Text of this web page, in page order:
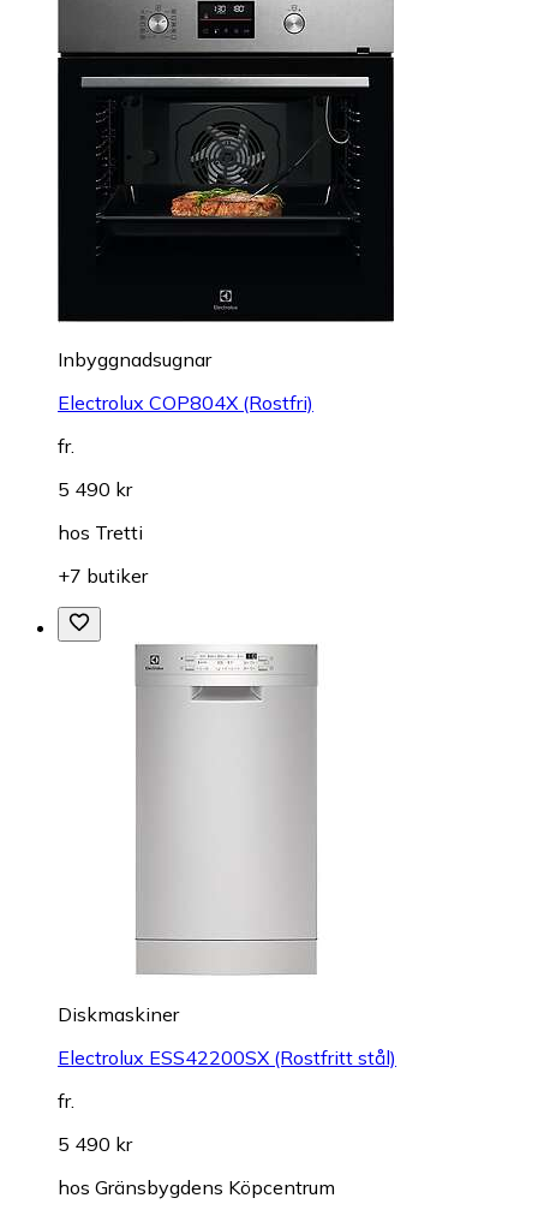
Inbyggnadsugnar
Electrolux COP804X (Rostfri)
fr.
5 490 kr
hos Tretti
+7 butiker
Diskmaskiner
Electrolux ESS42200SX (Rostfritt stål)
fr.
5 490 kr
hos Gränsbygdens Köpcentrum